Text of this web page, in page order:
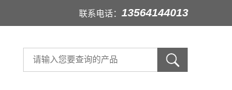
联系电话： 13564144013